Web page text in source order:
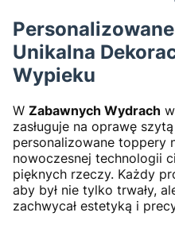
Unikalna
Wypieku
W Zabawnych Wydrach
zasługuje na oprawę
personalizowane toppery
nowoczesnej technologii
pięknych rzeczy. Każdy
aby był nie tylko trwały,
zachwycał estetyką i